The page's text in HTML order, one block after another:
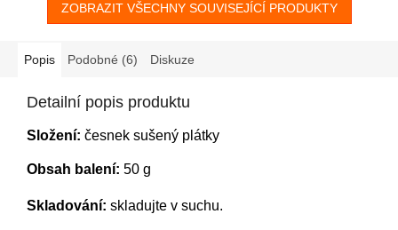
ZOBRAZIT VŠECHNY SOUVISEJÍCÍ PRODUKTY
Popis Podobné (6) Diskuze
Detailní popis produktu
Složení: česnek sušený plátky
Obsah balení: 50 g
Skladování: skladujte v suchu.